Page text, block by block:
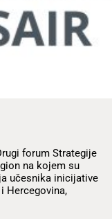
forum Strategije
na kojem su
učesnika inicijative
Hercegovina,